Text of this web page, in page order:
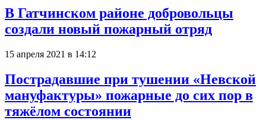
В Гатчинском районе добровольцы
создали новый пожарный отряд
15 апреля 2021 в 14:12
Пострадавшие при тушении «Невской
мануфактуры» пожарные до сих пор в
тяжёлом состоянии